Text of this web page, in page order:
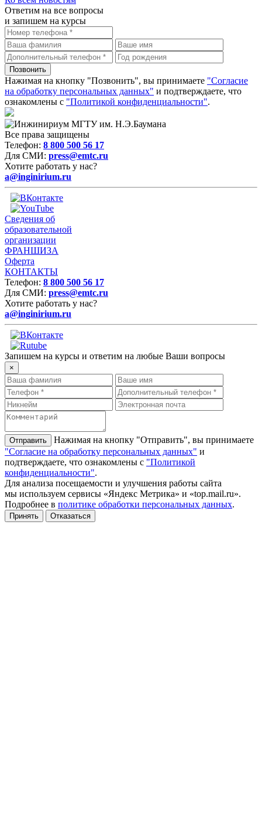
Ответим на все вопросы
и запишем на курсы
Нажимая на кнопку "Позвонить", вы принимаете "Согласие
на обработку персональных данных" и подтверждаете, что
ознакомлены с "Политикой конфиденциальности".
Все права защищены
Телефон: 8 800 500 56 17
Для СМИ: press@emtc.ru
Хотите работать у нас?
a@inginirium.ru
Сведения об
образовательной
организации
ФРАНШИЗА
Оферта
КОНТАКТЫ
Телефон: 8 800 500 56 17
Для СМИ: press@emtc.ru
Хотите работать у нас?
a@inginirium.ru
Запишем на курсы и ответим на любые Ваши вопросы
×
Нажимая на кнопку "Отправить", вы принимаете
"Согласие на обработку персональных данных" и
подтверждаете, что ознакомлены с "Политикой
конфиденциальности".
Для анализа посещаемости и улучшения работы сайта
мы используем сервисы «Яндекс Метрика» и «top.mail.ru».
Подробнее в политике обработки персональных данных.
Принять Отказаться